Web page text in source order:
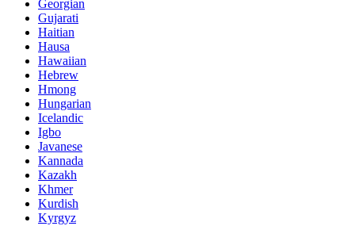
Georgian
Gujarati
Haitian
Hausa
Hawaiian
Hebrew
Hmong
Hungarian
Icelandic
Igbo
Javanese
Kannada
Kazakh
Khmer
Kurdish
Kyrgyz